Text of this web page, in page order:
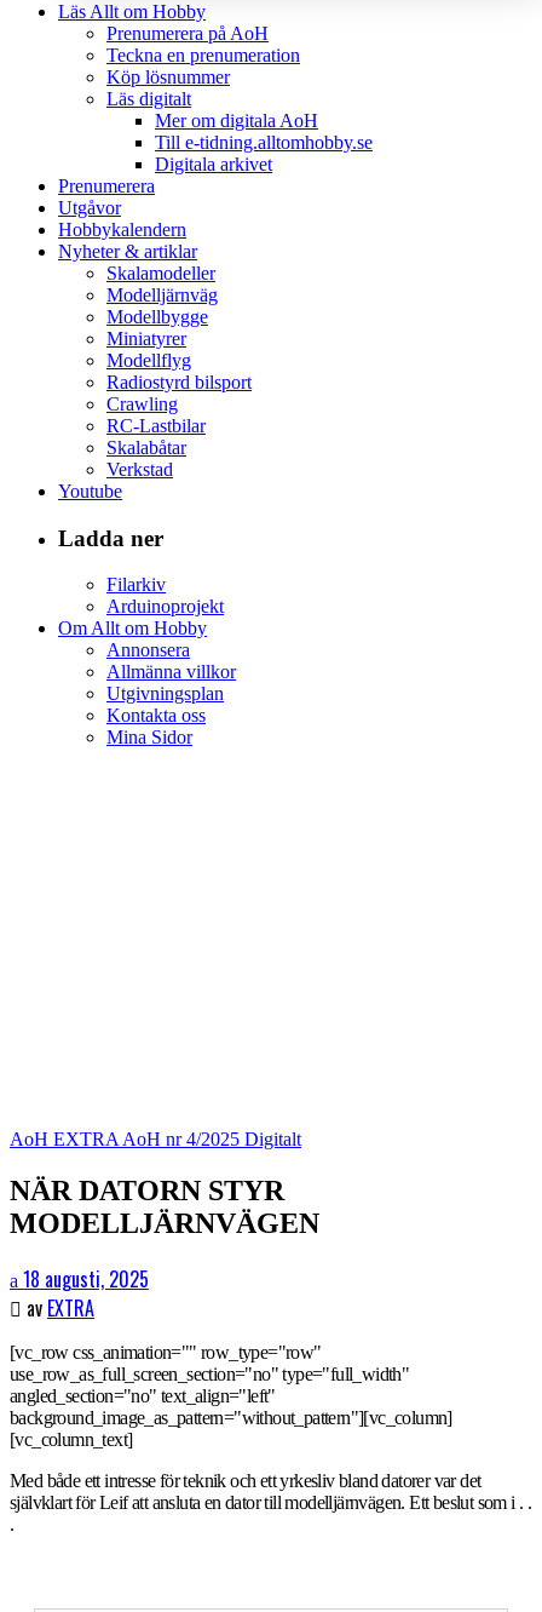
Läs Allt om Hobby
Prenumerera på AoH
Teckna en prenumeration
Köp lösnummer
Läs digitalt
Mer om digitala AoH
Till e-tidning.alltomhobby.se
Digitala arkivet
Prenumerera
Utgåvor
Hobbykalendern
Nyheter & artiklar
Skalamodeller
Modelljärnväg
Modellbygge
Miniatyrer
Modellflyg
Radiostyrd bilsport
Crawling
RC-Lastbilar
Skalabåtar
Verkstad
Youtube
Ladda ner
Filarkiv
Arduinoprojekt
Om Allt om Hobby
Annonsera
Allmänna villkor
Utgivningsplan
Kontakta oss
Mina Sidor
AoH EXTRAAoH nr 4/2025 Digitalt
NÄR DATORN STYR
MODELLJÄRNVÄGEN
18 augusti, 2025
av EXTRA
[vc_row css_animation="" row_type="row"
use_row_as_full_screen_section="no" type="full_width"
angled_section="no" text_align="left"
background_image_as_pattern="without_pattern"][vc_column]
[vc_column_text]
Med både ett intresse för teknik och ett yrkesliv bland datorer var det
självklart för Leif att ansluta en dator till modelljärnvägen. Ett beslut som i . .
.